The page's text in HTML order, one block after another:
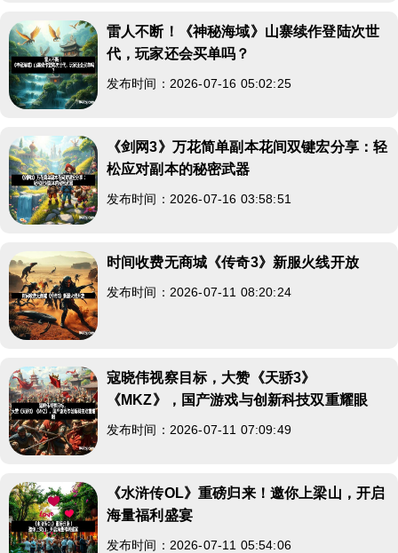
雷人不断！《神秘海域》山寨续作登陆次世
代，玩家还会买单吗？
发布时间：2026-07-16 05:02:25
《剑网3》万花简单副本花间双键宏分享：轻
松应对副本的秘密武器
发布时间：2026-07-16 03:58:51
时间收费无商城《传奇3》新服火线开放
发布时间：2026-07-11 08:20:24
寇晓伟视察目标，大赞《天骄3》
《MKZ》，国产游戏与创新科技双重耀眼
发布时间：2026-07-11 07:09:49
《水浒传OL》重磅归来！邀你上梁山，开启
海量福利盛宴
发布时间：2026-07-11 05:54:06